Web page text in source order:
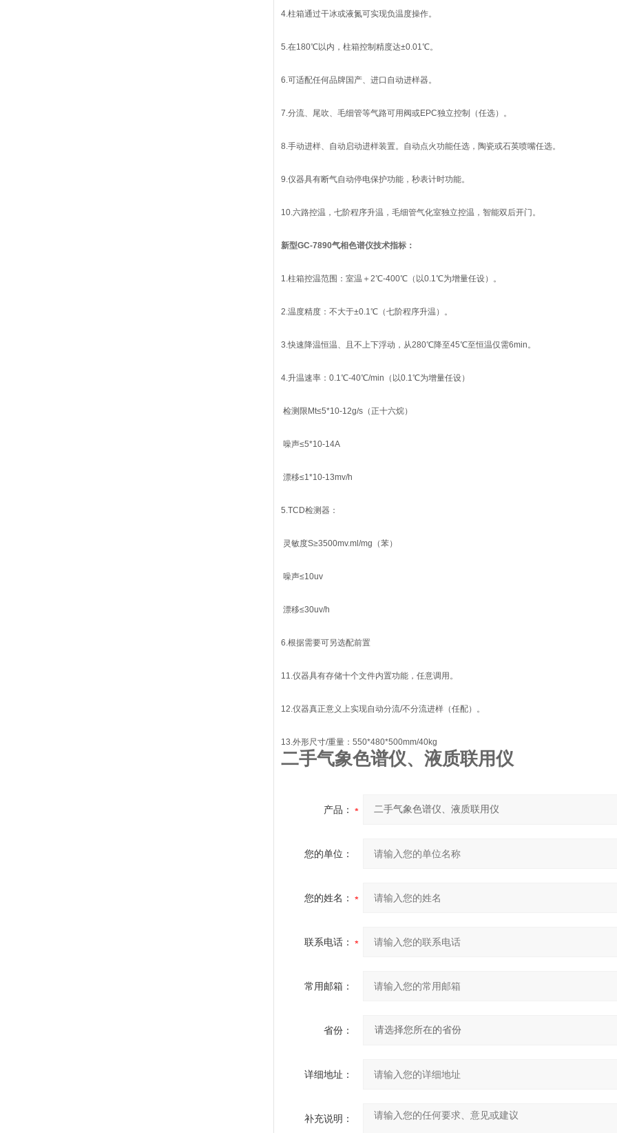
4.柱箱通过干冰或液氮可实现负温度操作。
5.在180℃以内，柱箱控制精度达±0.01℃。
6.可适配任何品牌国产、进口自动进样器。
7.分流、尾吹、毛细管等气路可用阀或EPC独立控制（任选）。
8.手动进样、自动启动进样装置。自动点火功能任选，陶瓷或石英喷嘴任选。
9.仪器具有断气自动停电保护功能，秒表计时功能。
10.六路控温，七阶程序升温，毛细管气化室独立控温，智能双后开门。
新型GC-7890气相色谱仪技术指标：
1.柱箱控温范围：室温＋2℃-400℃（以0.1℃为增量任设）。
2.温度精度：不大于±0.1℃（七阶程序升温）。
3.快速降温恒温、且不上下浮动，从280℃降至45℃至恒温仅需6min。
4.升温速率：0.1℃-40℃/min（以0.1℃为增量任设）
检测限Mt≤5*10-12g/s（正十六烷）
噪声≤5*10-14A
漂移≤1*10-13mv/h
5.TCD检测器：
灵敏度S≥3500mv.ml/mg（苯）
噪声≤10uv
漂移≤30uv/h
6.根据需要可另选配前置
11.仪器具有存储十个文件内置功能，任意调用。
12.仪器真正意义上实现自动分流/不分流进样（任配）。
13.外形尺寸/重量：550*480*500mm/40kg
二手气象色谱仪、液质联用仪
产品：
您的单位：
您的姓名：
联系电话：
常用邮箱：
省份：
详细地址：
补充说明：